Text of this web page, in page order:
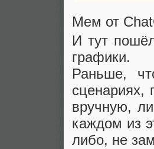
Мем от
И тут
графики.
Раньше,
сценариях,
вручную,
каждом из
либо, не